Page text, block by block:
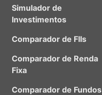
Simulador de
Investimentos
Comparador de FIIs
Comparador de Renda
Fixa
Comparador de Fundos